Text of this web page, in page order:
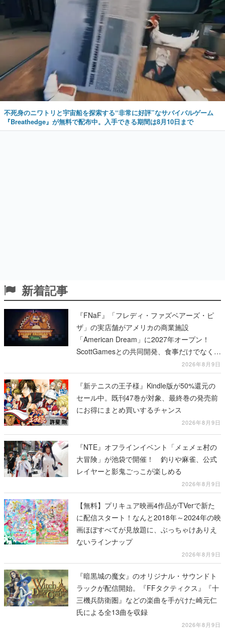
不死身のニワトリと宇宙船を探索する“非常に好評”なサバイバルゲーム
『Breathedge』が無料で配布中。入手できる期間は8月10日まで
新着記事
『FNaF』「フレディ・ファズベアーズ・ピ
ザ」の実店舗がアメリカの商業施設
「American Dream」に2027年オープン！
ScottGamesとの共同開発、食事だけでなくス
テージショーや没入型のホラー体験も楽しめ
る
2026年8月9日
『新テニスの王子様』Kindle版が50%還元の
セール中。既刊47巻が対象、最終巻の発売前
にお得にまとめ買いするチャンス
2026年8月9日
『NTE』オフラインイベント「メェメェ村の
大冒険」が池袋で開催！ 釣りや麻雀、公式
レイヤーと影鬼ごっこが楽しめる
2026年8月9日
【無料】プリキュア映画4作品がTVerで新た
に配信スタート！なんと2018年～2024年の映
画ほぼすべてが見放題に、ぶっちゃけありえ
ないラインナップ
2026年8月9日
『暗黒城の魔女』のオリジナル・サウンドト
ラックが配信開始。『FFタクティクス』『十
三機兵防衛圏』などの楽曲を手がけた崎元仁
氏による全13曲を収録
2026年8月9日